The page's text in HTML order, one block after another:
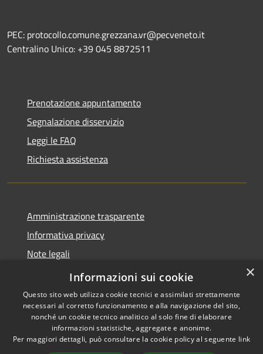
PEC: protocollo.comune.grezzana.vr@pecveneto.it
Centralino Unico: +39 045 8872511
Prenotazione appuntamento
Segnalazione disservizio
Leggi le FAQ
Richiesta assistenza
Amministrazione trasparente
Informativa privacy
Note legali
Dichiarazione di accessibilità
Accessibilità
Copyright © 2026 • Comune di
Grezzana • Powered by
×
Informazioni sui cookie
Questo sito web utilizza cookie tecnici e assimilati strettamente
necessari al corretto funzionamento e alla navigazione del sito,
nonché un cookie tecnico analitico al solo fine di elaborare
informazioni statistiche, aggregate e anonime.
Per maggiori dettagli, può consultare la cookie policy al seguente link